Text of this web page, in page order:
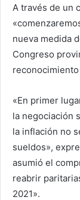
A través de un
nueva medida
Congreso
«En primer
la negociación
la inflación no
sueldos»,
asumió el
reabrir
2021».